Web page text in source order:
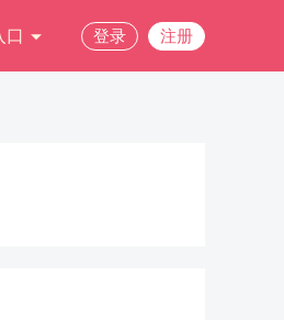
口 登录 注册